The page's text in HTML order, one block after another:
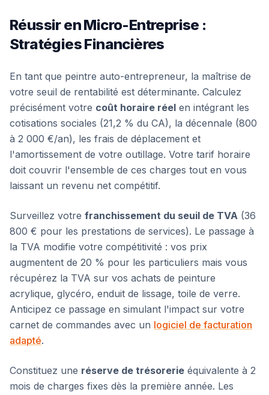
Réussir en Micro-Entreprise :
Stratégies Financières
En tant que peintre auto-entrepreneur, la maîtrise de
votre seuil de rentabilité est déterminante. Calculez
précisément votre coût horaire réel en intégrant les
cotisations sociales (21,2 % du CA), la décennale (800
à 2 000 €/an), les frais de déplacement et
l'amortissement de votre outillage. Votre tarif horaire
doit couvrir l'ensemble de ces charges tout en vous
laissant un revenu net compétitif.
Surveillez votre franchissement du seuil de TVA (36
800 € pour les prestations de services). Le passage à
la TVA modifie votre compétitivité : vos prix
augmentent de 20 % pour les particuliers mais vous
récupérez la TVA sur vos achats de peinture
acrylique, glycéro, enduit de lissage, toile de verre.
Anticipez ce passage en simulant l'impact sur votre
carnet de commandes avec un logiciel de facturation
adapté.
Constituez une réserve de trésorerie équivalente à 2
mois de charges fixes dès la première année. Les